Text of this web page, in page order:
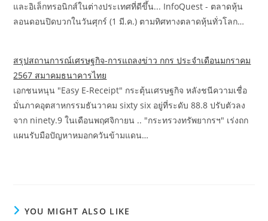
และอิเล็กทรอนิกส์ในต่างประเทศที่ดีขึ้น... InfoQuest - ตลาดหุ้น
ลอนดอนปิดบวกในวันศุกร์ (1 มี.ค.) ตามทิศทางตลาดหุ้นทั่วโลก…
สรุปสถานการณ์เศรษฐกิจ-การแถลงข่าว กกร ประจำเดือนมกราคม
2567 สมาคมธนาคารไทย
เอกชนหนุน "Easy E-Receipt" กระตุ้นเศรษฐกิจ หลังชนีความเชื่อ
มั่นภาคอุตสาหกรรมธันวาคม sixty six อยู่ที่ระดับ 88.8 ปรับตัวลง
จาก ninety.9 ในเดือนพฤศจิกายน .. "กระทรวงทรัพยากรฯ" เร่งถก
แผนรับมือปัญหาหมอกควันข้ามแดน…
YOU MIGHT ALSO LIKE